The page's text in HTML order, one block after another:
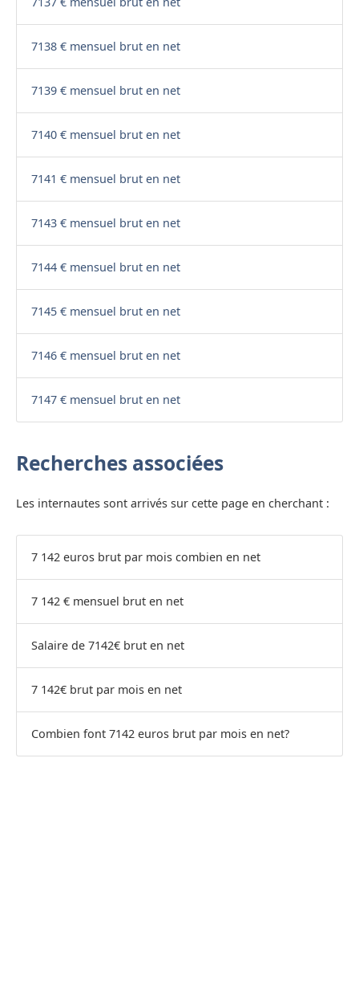
7138 € mensuel brut en net
7139 € mensuel brut en net
7140 € mensuel brut en net
7141 € mensuel brut en net
7143 € mensuel brut en net
7144 € mensuel brut en net
7145 € mensuel brut en net
7146 € mensuel brut en net
7147 € mensuel brut en net
Recherches associées
Les internautes sont arrivés sur cette page en cherchant :
7 142 euros brut par mois combien en net
7 142 € mensuel brut en net
Salaire de 7142€ brut en net
7 142€ brut par mois en net
Combien font 7142 euros brut par mois en net?